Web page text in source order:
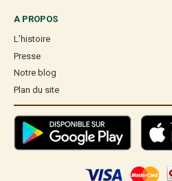
A PROPOS
L’histoire
Presse
Notre blog
Plan du site